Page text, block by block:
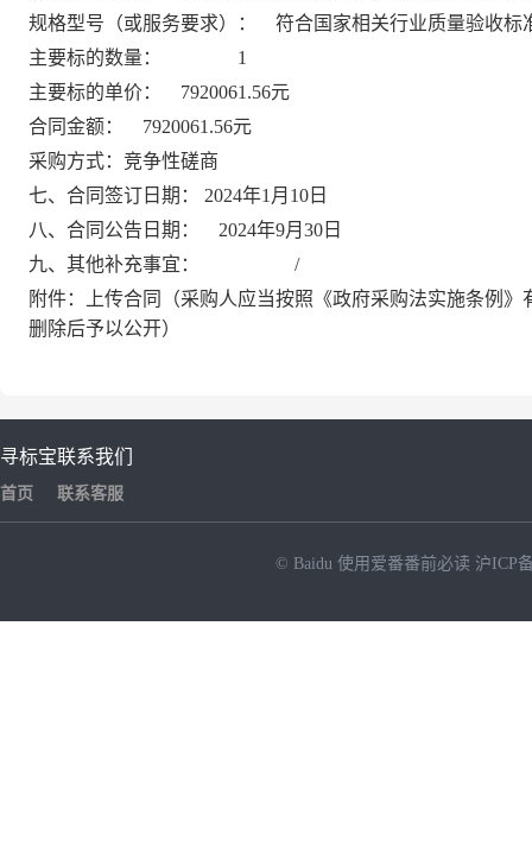
规格型号（或服务要求）：
符合国家相关行业质量验收标
主要标的数量：
1
主要标的单价：
7920061.56元
合同金额：
7920061.56元
采购方式： 竞争性磋商
七、合同签订日期：
2024年1月10日
八、合同公告日期：
2024年9月30日
九、 其他补充事宜：
/
附件：上传合同（采购人应当按照《政府采购法实施条例
删除后予以公开）
寻标宝
首页
联系我们
联系客服
© Baidu 使用爱番番前必读 沪ICP